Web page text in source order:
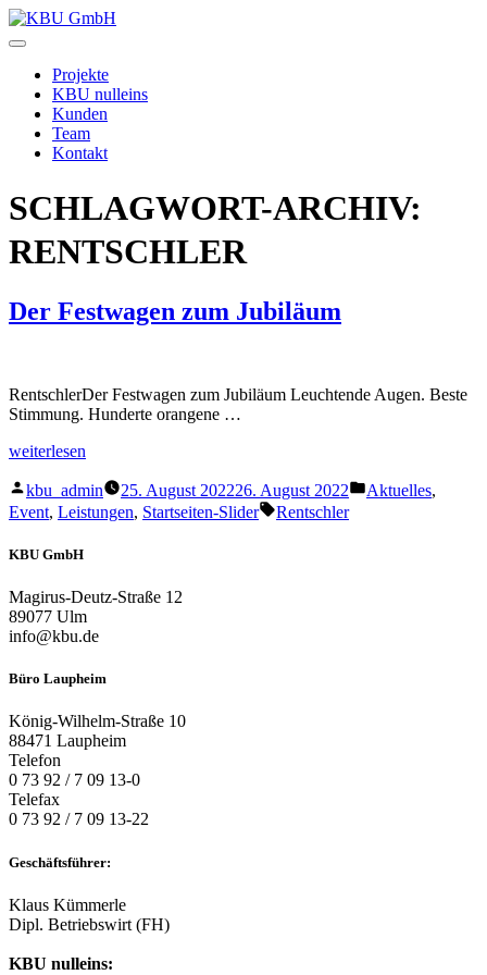
Zum
Inhalt
KBU
Projekte
KBU nulleins
Kunden
Team
Kontakt
SCHLAGWORT-ARCHIV:
RENTSCHLER
Der Festwagen zum Jubiläum
RentschlerDer Festwagen zum Jubiläum Leuchtende Augen. Beste
Stimmung. Hunderte orangene …
„Der
zum
Jubiläum“
weiterlesen
Veröffentlicht
von
kbu_admin 25. August 202226. August 2022
Veröffentlicht
Aktuelles,
Event, Leistungen, Startseiten-Slider Schlagwörter:
Rentschler
KBU GmbH
Magirus-Deutz-Straße 12
89077 Ulm
info@kbu.de
Büro Laupheim
König-Wilhelm-Straße 10
88471 Laupheim
Telefon
0 73 92 / 7 09 13-0
Telefax
0 73 92 / 7 09 13-22
Geschäftsführer:
Klaus Kümmerle
Dipl. Betriebswirt (FH)
KBU nulleins: